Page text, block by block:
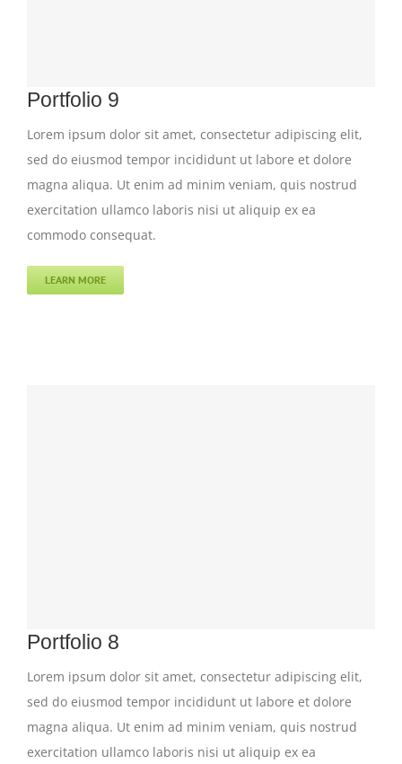
Portfolio 9
Lorem ipsum dolor sit amet, consectetur adipiscing elit,
sed do eiusmod tempor incididunt ut labore et dolore
magna aliqua. Ut enim ad minim veniam, quis nostrud
exercitation ullamco laboris nisi ut aliquip ex ea
commodo consequat.
LEARN MORE
Portfolio 8
Lorem ipsum dolor sit amet, consectetur adipiscing elit,
sed do eiusmod tempor incididunt ut labore et dolore
magna aliqua. Ut enim ad minim veniam, quis nostrud
exercitation ullamco laboris nisi ut aliquip ex ea